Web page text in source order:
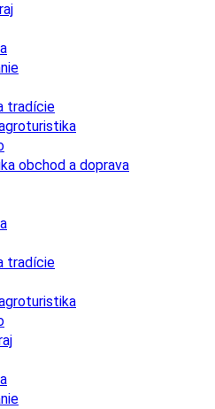
tradície
obchod a doprava
tradície